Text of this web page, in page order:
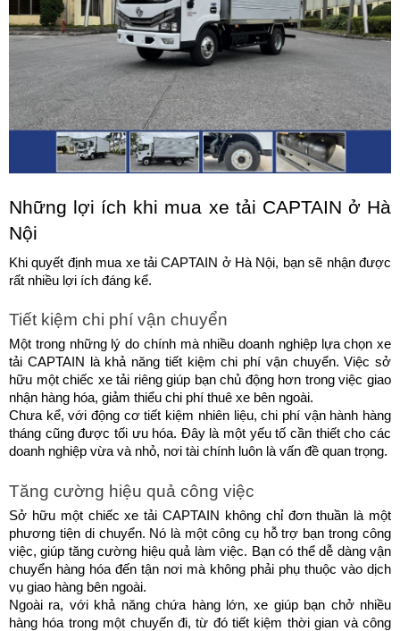
Những lợi ích khi mua xe tải CAPTAIN ở Hà
Nội
Khi quyết định mua xe tải CAPTAIN ở Hà Nội, bạn sẽ nhận được
rất nhiều lợi ích đáng kể.
Tiết kiệm chi phí vận chuyển
Một trong những lý do chính mà nhiều doanh nghiệp lựa chọn xe
tải CAPTAIN là khả năng tiết kiệm chi phí vận chuyển. Việc sở
hữu một chiếc xe tải riêng giúp bạn chủ động hơn trong việc giao
nhận hàng hóa, giảm thiểu chi phí thuê xe bên ngoài.
Chưa kể, với động cơ tiết kiệm nhiên liệu, chi phí vận hành hàng
tháng cũng được tối ưu hóa. Đây là một yếu tố cần thiết cho các
doanh nghiệp vừa và nhỏ, nơi tài chính luôn là vấn đề quan trọng.
Tăng cường hiệu quả công việc
Sở hữu một chiếc xe tải CAPTAIN không chỉ đơn thuần là một
phương tiện di chuyển. Nó là một công cụ hỗ trợ bạn trong công
việc, giúp tăng cường hiệu quả làm việc. Bạn có thể dễ dàng vận
chuyển hàng hóa đến tận nơi mà không phải phụ thuộc vào dịch
vụ giao hàng bên ngoài.
Ngoài ra, với khả năng chứa hàng lớn, xe giúp bạn chở nhiều
hàng hóa trong một chuyến đi, từ đó tiết kiệm thời gian và công